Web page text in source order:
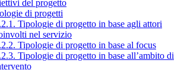
del progetto
di progetti
Tipologie di progetto in base agli attori
nel servizio
Tipologie di progetto in base al focus
Tipologie di progetto in base all’ambito di